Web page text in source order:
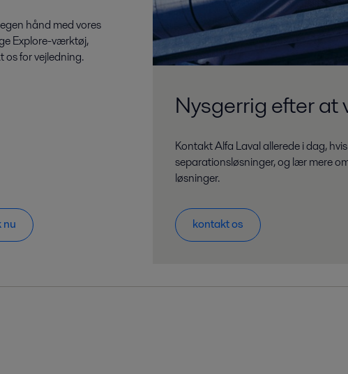
hånd med vores
Explore-værktøj,
os for vejledning.
nu
Nysgerrig efter at
Kontakt Alfa Laval allerede i dag,
separationsløsninger, og lær mere
løsninger.
kontakt os